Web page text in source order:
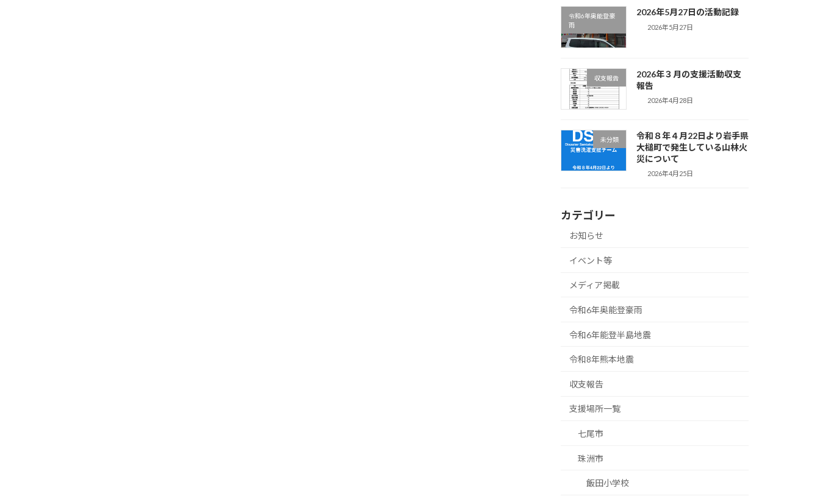
令和6年奥能登豪
雨
2026年5月27日の活動記録
2026年5月27日
収支報告
2026年３月の支援活動収支
報告
2026年4月28日
未分類
令和８年４月22日より岩手県
大槌町で発生している山林火
災について
2026年4月25日
カテゴリー
お知らせ
イベント等
メディア掲載
令和6年奥能登豪雨
令和6年能登半島地震
令和8年熊本地震
収支報告
支援場所一覧
七尾市
珠洲市
飯田小学校